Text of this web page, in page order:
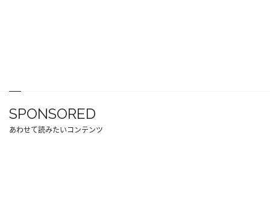
SPONSORED
あわせて読みたいコンテンツ